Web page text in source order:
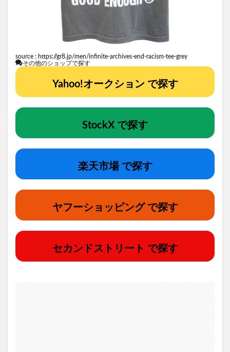
source : https://gr8.jp/men/infinite-archives-end-racism-tee-grey
その他のショップで探す
Yahoo!オークション で探す
StockX で探す
楽天市場 で探す
ヤフーショッピング で探す
セカンドストリート で探す